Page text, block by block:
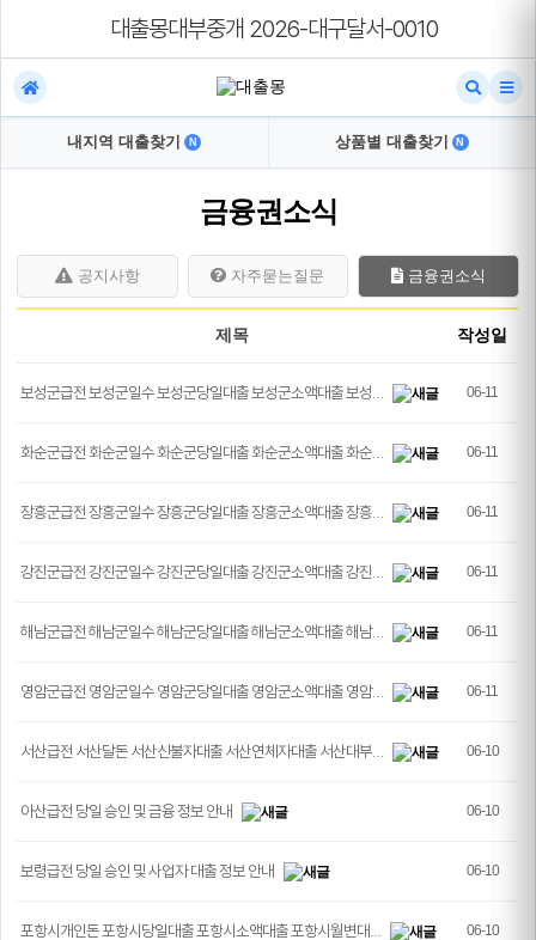
대출몽대부중개 2026-대구달서-0010
내지역 대출찾기 N 상품별 대출찾기 N
금융권소식
공지사항 자주묻는질문 금융권소식
제목 작성일
보성군급전 보성군일수 보성군당일대출 보성군소액대출 보성… 06-11
화순군급전 화순군일수 화순군당일대출 화순군소액대출 화순… 06-11
장흥군급전 장흥군일수 장흥군당일대출 장흥군소액대출 장흥… 06-11
강진군급전 강진군일수 강진군당일대출 강진군소액대출 강진… 06-11
해남군급전 해남군일수 해남군당일대출 해남군소액대출 해남… 06-11
영암군급전 영암군일수 영암군당일대출 영암군소액대출 영암… 06-11
서산급전 서산달돈 서산신불자대출 서산연체자대출 서산대부… 06-10
아산급전 당일 승인 및 금융 정보 안내 06-10
보령급전 당일 승인 및 사업자 대출 정보 안내 06-10
포항시개인돈 포항시당일대출 포항시소액대출 포항시월변대… 06-10